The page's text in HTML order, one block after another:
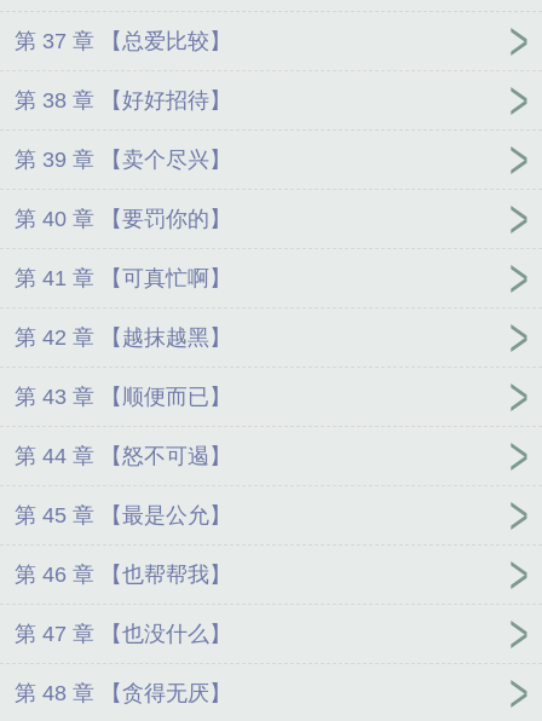
第 37 章 【总爱比较】
第 38 章 【好好招待】
第 39 章 【卖个尽兴】
第 40 章 【要罚你的】
第 41 章 【可真忙啊】
第 42 章 【越抹越黑】
第 43 章 【顺便而已】
第 44 章 【怒不可遏】
第 45 章 【最是公允】
第 46 章 【也帮帮我】
第 47 章 【也没什么】
第 48 章 【贪得无厌】